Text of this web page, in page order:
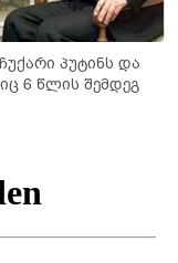
პუტინს და
6 წლის შემდეგ